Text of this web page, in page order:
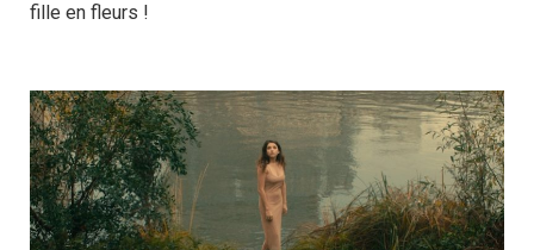
fille en fleurs !